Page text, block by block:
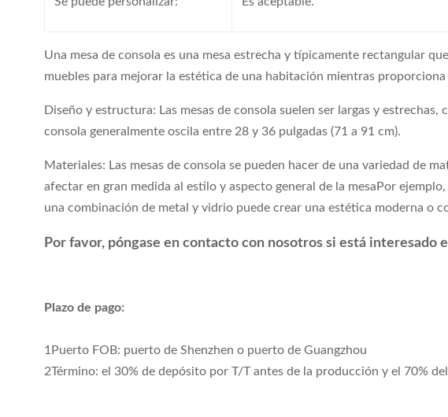
Una mesa de consola es una mesa estrecha y típicamente rectangular
muebles para mejorar la estética de una habitación mientras
Diseño y estructura: Las mesas de consola suelen ser largas y
consola generalmente oscila entre 28 y 36 pulgadas (71 a 91 cm).
Materiales: Las mesas de consola se pueden hacer de una variedad de
afectar en gran medida al estilo y aspecto general de la mesaPor
una combinación de metal y vidrio puede crear una estética moderna o
Por favor, póngase en contacto con nosotros si está interesado
Plazo de pago:
1Puerto FOB: puerto de Shenzhen o puerto de Guangzhou
2Término: el 30% de depósito por T/T antes de la producción y el 70%